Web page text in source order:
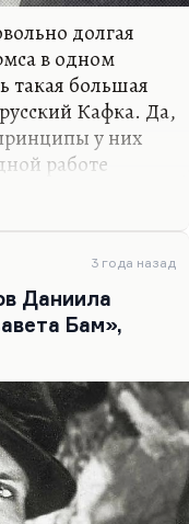
долгая
в одном
такая большая
Кафка. Да,
у них
работе
— это
и у Кафки всегда
и
повседневного
и мотивов при
деталей. Как
Хармс и Кафка.
3 года назад
Даниила
Бам»,